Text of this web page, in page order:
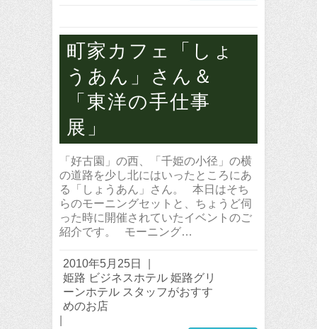
町家カフェ「しょ
うあん」さん＆
「東洋の手仕事
展」
「好古園」の西、「千姫の小径」の横
の道路を少し北にはいったところにあ
る「しょうあん」さん。 本日はそち
らのモーニングセットと、ちょうど伺
った時に開催されていたイベントのご
紹介です。 モーニング…
2010年5月25日
姫路 ビジネスホテル 姫路グリ
ーンホテル スタッフがおすす
めのお店